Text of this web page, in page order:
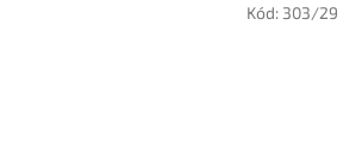
Kód: 303/29